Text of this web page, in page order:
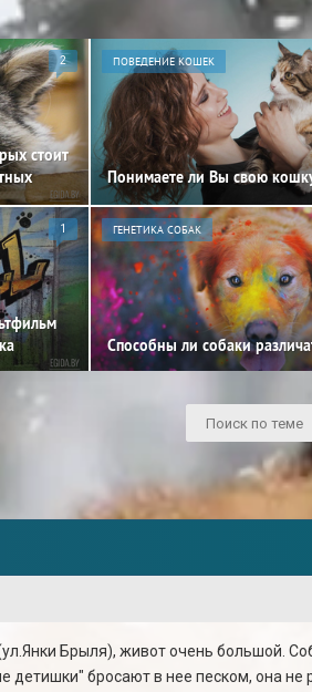
2
стоит
ПОВЕДЕНИЕ КОШЕК
Понимаете ли Вы свою
1 ГЕНЕТИКА СОБАК
Способны ли собаки
Брыля), живот очень большой.
бросают в нее песком, она не